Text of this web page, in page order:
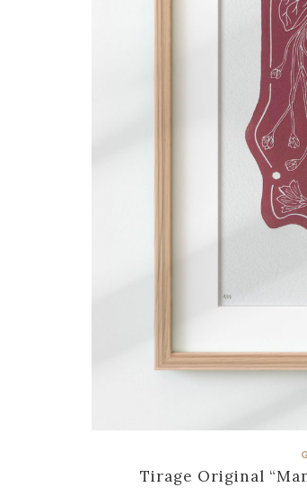
Tirage Original